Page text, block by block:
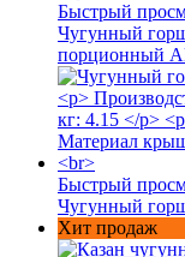
Быстрый
Чугунный
порционный
Быстрый
Чугунный
Хит продаж